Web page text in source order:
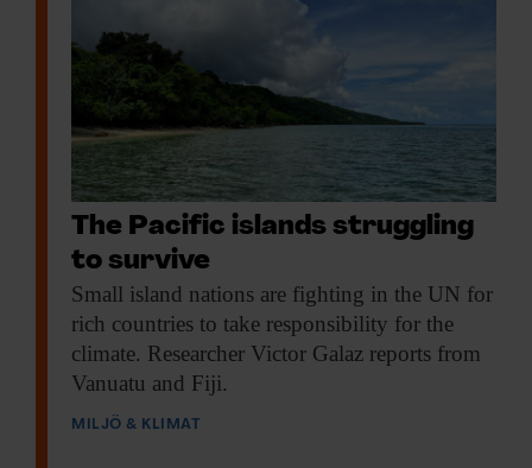
The Pacific islands struggling
to survive
Small island nations are fighting in the UN for
rich countries to take responsibility for the
climate. Researcher Victor Galaz reports from
Vanuatu and Fiji.
MILJÖ & KLIMAT